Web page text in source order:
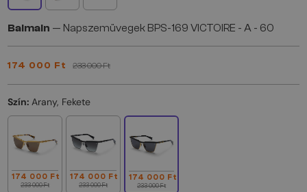
Balmain — Napszemüvegek BPS-169 VICTOIRE - A - 60
174 000 Ft 233 000 Ft
Szín: Arany, Fekete
174 000 Ft
233 000 Ft
174 000 Ft
233 000 Ft
174 000 Ft
233 000 Ft